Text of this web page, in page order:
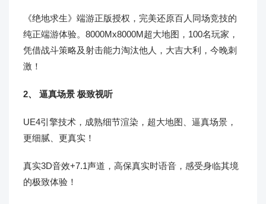
《绝地求生》端游正版授权，完美还原百人同场竞技的
纯正端游体验。8000Mx8000M超大地图，100名玩家，
凭借战斗策略及射击能力淘汰他人，大吉大利，今晚刺
激！
2、 逼真场景 极致视听
UE4引擎技术，成熟细节渲染，超大地图、逼真场景，
更细腻、更真实！
真实3D音效+7.1声道，高保真实时语音，感受身临其境
的极致体验！